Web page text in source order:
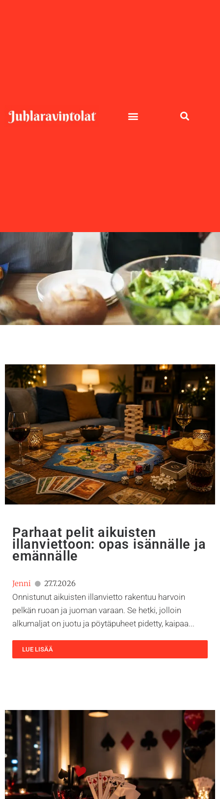
Parhaat pelit aikuisten
illanviettoon: opas isännälle ja
emännälle
Jenni 27.7.2026
Onnistunut aikuisten illanvietto rakentuu harvoin
pelkän ruoan ja juoman varaan. Se hetki, jolloin
alkumaljat on juotu ja pöytäpuheet pidetty, kaipaa...
LUE LISÄÄ